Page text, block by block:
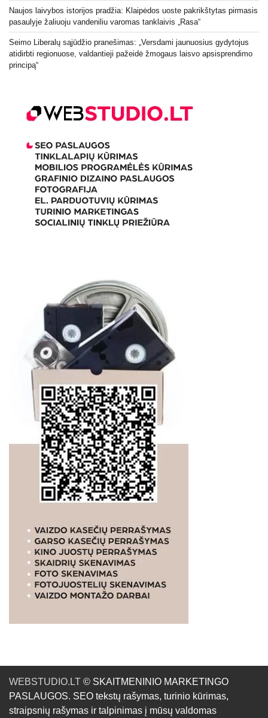
Naujos laivybos istorijos pradžia: Klaipėdos uoste pakrikštytas pirmasis
pasaulyje žaliuoju vandeniliu varomas tanklaivis „Rasa“
Seimo Liberalų sąjūdžio pranešimas: „Versdami jaunuosius gydytojus
atidirbti regionuose, valdantieji pažeidė žmogaus laisvo apsisprendimo
principą“
WEBSTUDIO.LT © SKAITMENINIO MARKETINGO
PASLAUGOS. SEO tekstų rašymas, turinio kūrimas,
straipsnių rašymas ir talpinimas į mūsų valdomas